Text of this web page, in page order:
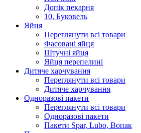
Допік пекарня
10, Буковель
Яйця
Переглянути всі товари
Фасовані яйця
Штучні яйця
Яйця перепелині
Дитяче харчування
Переглянути всі товари
Дитяче харчування
Одноразові пакети
Переглянути всі товари
Одноразові пакети
Пакети Spar, Lubo, Вопак